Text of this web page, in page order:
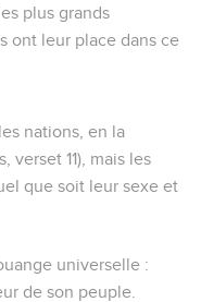
plus grands
ont leur place dans ce
nations, en la
, verset 11), mais les
que soit leur sexe et
universelle :
de son peuple.